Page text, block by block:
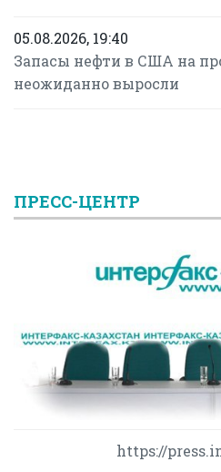
05.08.2026, 19:40
Запасы нефти в США на
неожиданно выросли
ПРЕСС-ЦЕНТР
https://